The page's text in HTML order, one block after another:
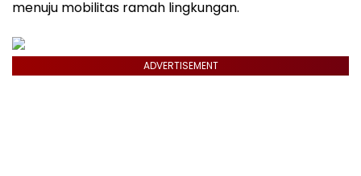
menuju mobilitas ramah lingkungan.
ADVERTISEMENT